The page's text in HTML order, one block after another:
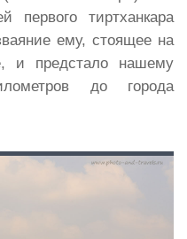
первого тиртханкара
ему, стоящее на
и предстало нашему
до города